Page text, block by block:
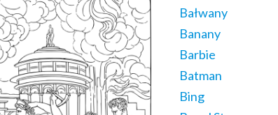
Bałwany
Banany
Barbie
Batman
Bing